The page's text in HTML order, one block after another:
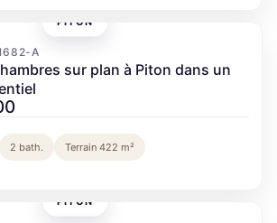
PITON
A
sur plan à Piton dans un
2 bath. Terrain 422 m²
PITON